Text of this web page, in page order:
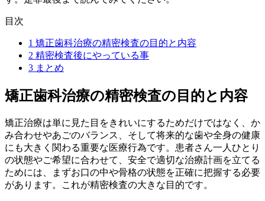
目次
1 矯正歯科治療の精密検査の目的と内容
2 精密検査後にやっている事
3 まとめ
矯正歯科治療の精密検査の目的と内容
矯正治療は単に見た目をきれいにするためだけではなく、か
み合わせやあごのバランス、そして将来的な歯や全身の健康
にも大きく関わる重要な医療行為です。患者さん一人ひとり
の状態やご希望に合わせて、安全で適切な治療計画を立てる
ためには、まずお口の中や骨格の状態を正確に把握する必要
があります。これが精密検査の大きな目的です。